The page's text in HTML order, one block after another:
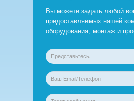
Вы можете задать любой
предоставляемых нашей
оборудования, монтаж и